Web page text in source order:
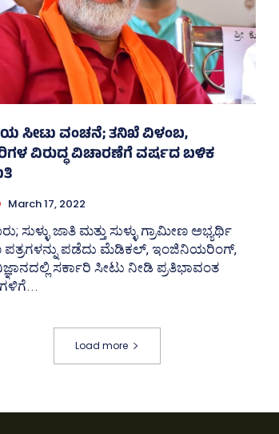
ಸೀಟು ವಂಚನೆ; ತನಿಖೆ ವಿಳಂಬ,
ವಿರುದ್ಧ ವಿಚಾರಣೆಗೆ ವರ್ಷದ ಬಳಿಕ
March 17, 2022
ಸುಳ್ಳು ಜಾತಿ ಮತ್ತು ಸುಳ್ಳು ಗ್ರಾಮೀಣ ಅಭ್ಯರ್ಥಿ
ಪತ್ರಗಳನ್ನು ಪಡೆದು ಮೆಡಿಕಲ್‌, ಇಂಜಿನಿಯರಿಂಗ್‌,
ಸರ್ಕಾರಿ ಸೀಟು ನೀಡಿ ಪ್ರತಿಭಾವಂತ
Load more